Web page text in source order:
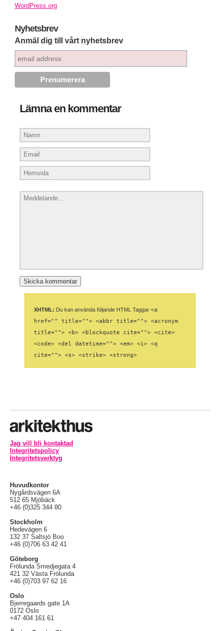
WordPress.org
Nyhetsbrev
Anmäl dig till vårt nyhetsbrev
Lämna en kommentar
XHTML: Du kan använda följande HTML Taggar <a
href="" title=""> <abbr title=""> <acronym
title=""> <b> <blockquote cite=""> <cite>
<code> <del datetime=""> <em> <i> <q
cite=""> <s> <strike> <strong>
Jag vill bli kontaktad
Integritetspolicy
Integritetsverktyg
Huvudkontor
Nygårdsvägen 6A
512 65 Mjöbäck
+46 (0)325 344 80
Stockholm
Hedevägen 6
132 37 Saltsjö Boo
+46 (0)706 63 42 41
Göteborg
Frölunda Smedjegata 4
421 32 Västa Frölunda
+46 (0)703 97 62 16
Oslo
Bjerregaards gate 1A
0172 Oslo
+47 404 161 61